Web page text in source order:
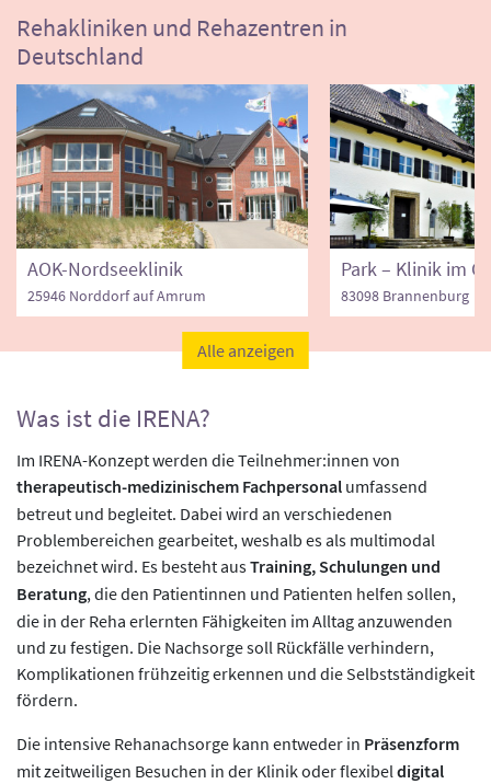
Rehakliniken und Rehazentren in
Deutschland
AOK-Nordseeklinik
25946 Norddorf auf Amrum 83098 Brannenburg
Alle anzeigen
Was ist die IRENA?
Im IRENA-Konzept werden die Teilnehmer:innen von
therapeutisch-medizinischem Fachpersonal umfassend
betreut und begleitet. Dabei wird an verschiedenen
Problembereichen gearbeitet, weshalb es als multimodal
bezeichnet wird. Es besteht ausTraining, Schulungen und
Beratung, die den Patientinnen und Patienten helfen sollen,
die in der Reha erlernten Fähigkeiten im Alltag anzuwenden
und zu festigen. Die Nachsorge soll Rückfälle verhindern,
Komplikationen frühzeitig erkennen und die Selbstständigkeit
fördern.
Die intensive Rehanachsorge kann entweder in Präsenzform
mit zeitweiligen Besuchen in der Klinik oder flexibel digital